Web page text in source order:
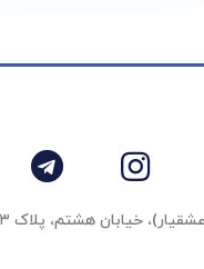
پلاک ۳، واحد ٢، کدپستی: ۱۵۳۳۸۴۳۸۱۳